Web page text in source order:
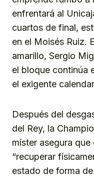
enfrentará al
cuartos de final,
en el Moisés Ruiz.
amarillo, Sergio
el bloque continúa
el exigente
Después del
del Rey, la
míster asegura
“recuperar
estado de forma